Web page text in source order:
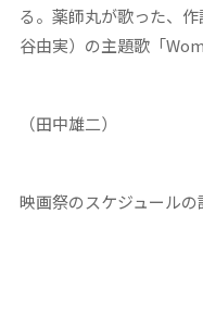
る。薬師丸が歌った、
谷由実）の主題歌「
（田中雄二）
映画祭のスケジュールの